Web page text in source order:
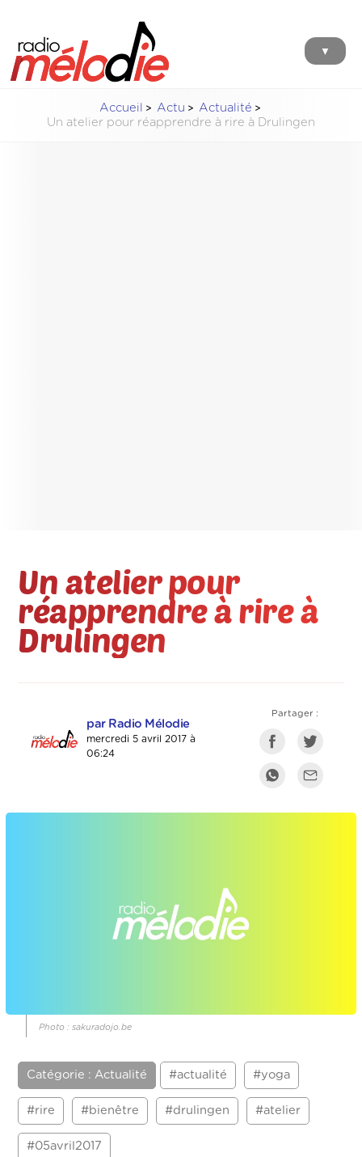
▼
Accueil Actu
Actualité
Un atelier pour réapprendre à rire à Drulingen
Un atelier pour
réapprendre à rire à
Drulingen
par Radio Mélodie
mercredi 5 avril 2017 à
06:24
Partager :
Photo : sakuradojo.be
Catégorie : Actualité #actualité #yoga
#rire #bienêtre #drulingen #atelier
#05avril2017